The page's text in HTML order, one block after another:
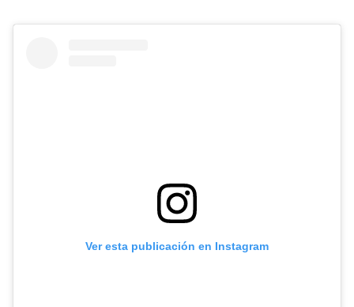
Ver esta publicación en Instagram